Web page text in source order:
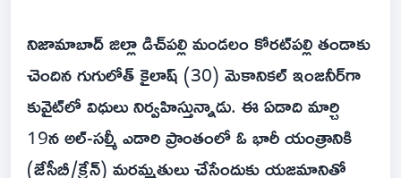
నిజామాబాద్ జిల్లా డిచ్‌పల్లి మండలం కోరట్‌పల్లి తండాకు
చెందిన గుగులోత్ కైలాష్ (30) మెకానికల్ ఇంజనీర్‌గా
కువైట్‌లో విధులు నిర్వహిస్తున్నాడు. ఈ ఏడాది మార్చి
19న అల్-సల్మీ ఎడారి ప్రాంతంలో ఓ భారీ యంత్రానికి
(జేసీబీ/క్రేన్) మరమ్మతులు చేసేందుకు యజమానితో